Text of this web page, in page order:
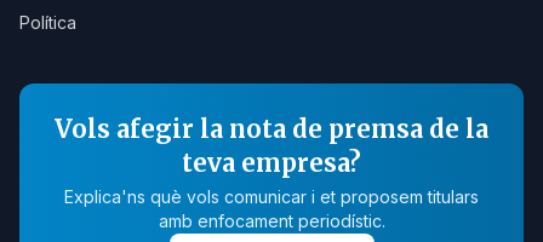
Política
Vols afegir la nota de premsa de la
teva empresa?
Explica'ns què vols comunicar i et proposem titulars
amb enfocament periodístic.